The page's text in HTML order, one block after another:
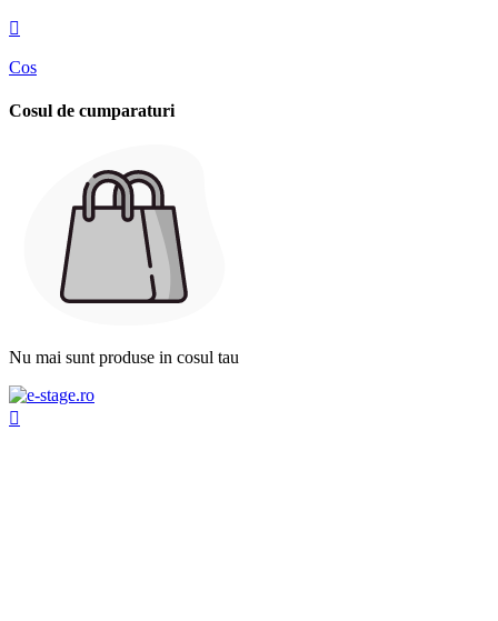

Cos
Cosul de cumparaturi
Nu mai sunt produse in cosul tau
